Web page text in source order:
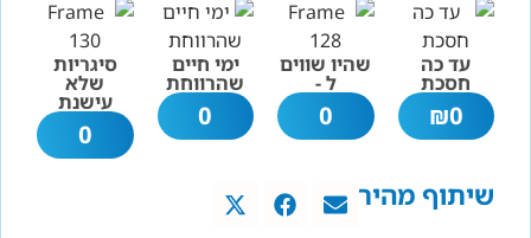
עד כה
חסכת
0
₪
שהיו שווים
ל -
0
ימי חיים
שהרווחת
0
סיגריות
שלא
עישנת
0
שיתוף מהיר